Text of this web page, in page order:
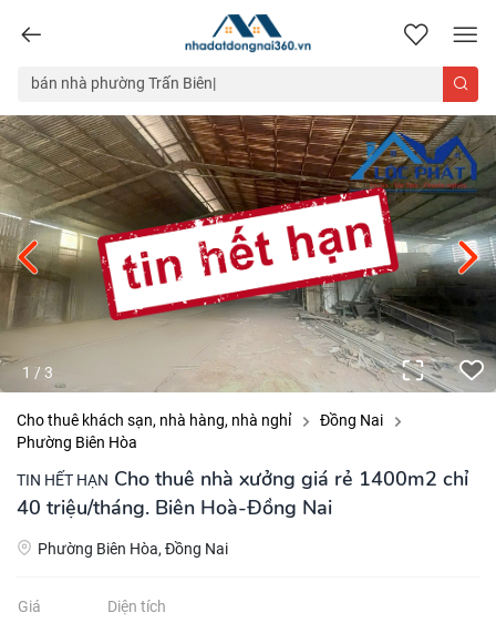
nhadatdongnai360.vn
1 / 3
Cho thuê khách sạn, nhà hàng, nhà nghỉ
Đồng Nai
Phường Biên Hòa
TIN HẾT HẠN Cho thuê nhà xưởng giá rẻ 1400m2 chỉ
40 triệu/tháng. Biên Hoà-Đồng Nai
Phường Biên Hòa, Đồng Nai
Giá Diện tích